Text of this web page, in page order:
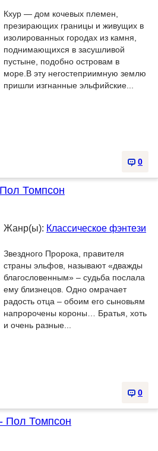
Кхур — дом кочевых племен,
презирающих границы и живущих в
изолированных городах из камня,
поднимающихся в засушливой
пустыне, подобно островам в
море.В эту негостеприимную землю
пришли изгнанные эльфийские...
0
Томпсон
Жанр(ы): Классическое фэнтези
Звездного Пророка, правителя
страны эльфов, называют «дважды
благословенным» – судьба послала
ему близнецов. Одно омрачает
радость отца – обоим его сыновьям
напророчены короны… Братья, хоть
и очень разные...
0
Пол Томпсон